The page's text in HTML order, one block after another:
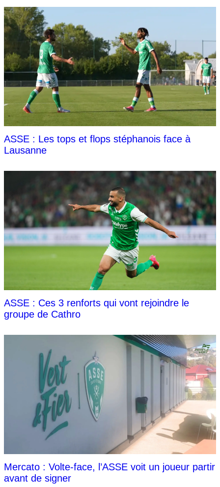
ASSE : Les tops et flops stéphanois face à
Lausanne
ASSE : Ces 3 renforts qui vont rejoindre le
groupe de Cathro
Mercato : Volte-face, l’ASSE voit un joueur partir
avant de signer